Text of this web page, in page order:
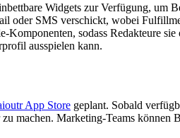
Widgets zur Verfügung, um
oder SMS verschickt, wobei
Komponenten, sodass Redakteure
ausspielen kann.
App Store geplant. Sobald
machen. Marketing-Teams